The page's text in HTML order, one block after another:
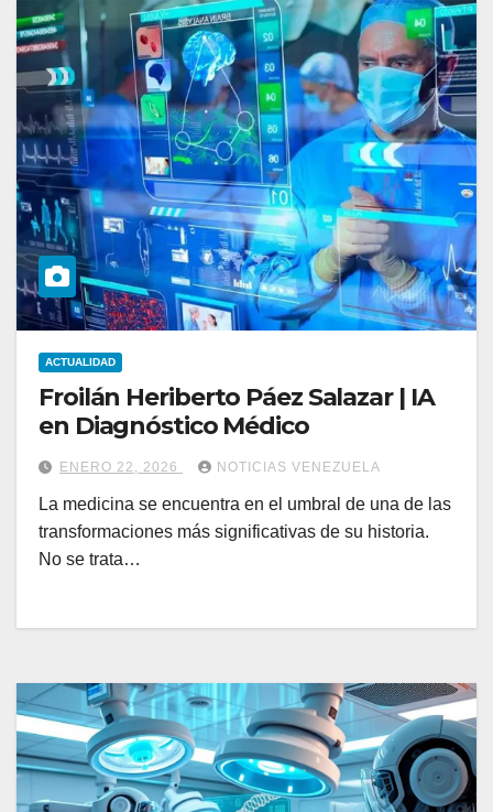
ACTUALIDAD
Froilán Heriberto Páez Salazar | IA
en Diagnóstico Médico
ENERO 22, 2026 NOTICIAS VENEZUELA
La medicina se encuentra en el umbral de una de las
transformaciones más significativas de su historia.
No se trata…